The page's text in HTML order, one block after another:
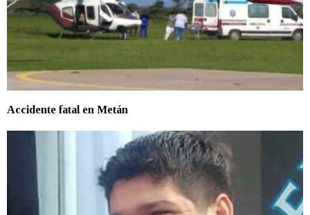
Accidente fatal en Metán